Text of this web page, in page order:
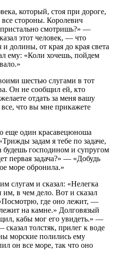
который, стоя при дороге,
стороны. Королевич
пристально смотришь?» —
этот человек, — что
и долины, от края до края света
ему: «Коли хочешь, пойдем
шестью слугами в тот
Он не сообщил ей, кто
отдать за меня вашу
что вы мне прикажете
еще один красавецюноша
задам я тебе по задаче,
будешь господином и супругом
первая задача?» — «Добудь
море обронила.»
слугам и сказал: «Нелегка
им, в чем дело. Вот и сказал
где оно лежит, —
на камне.» Долговязый
кабы мог его увидеть.» —
толстяк, прилег к воде
морские полились ему
он все море, так что оно